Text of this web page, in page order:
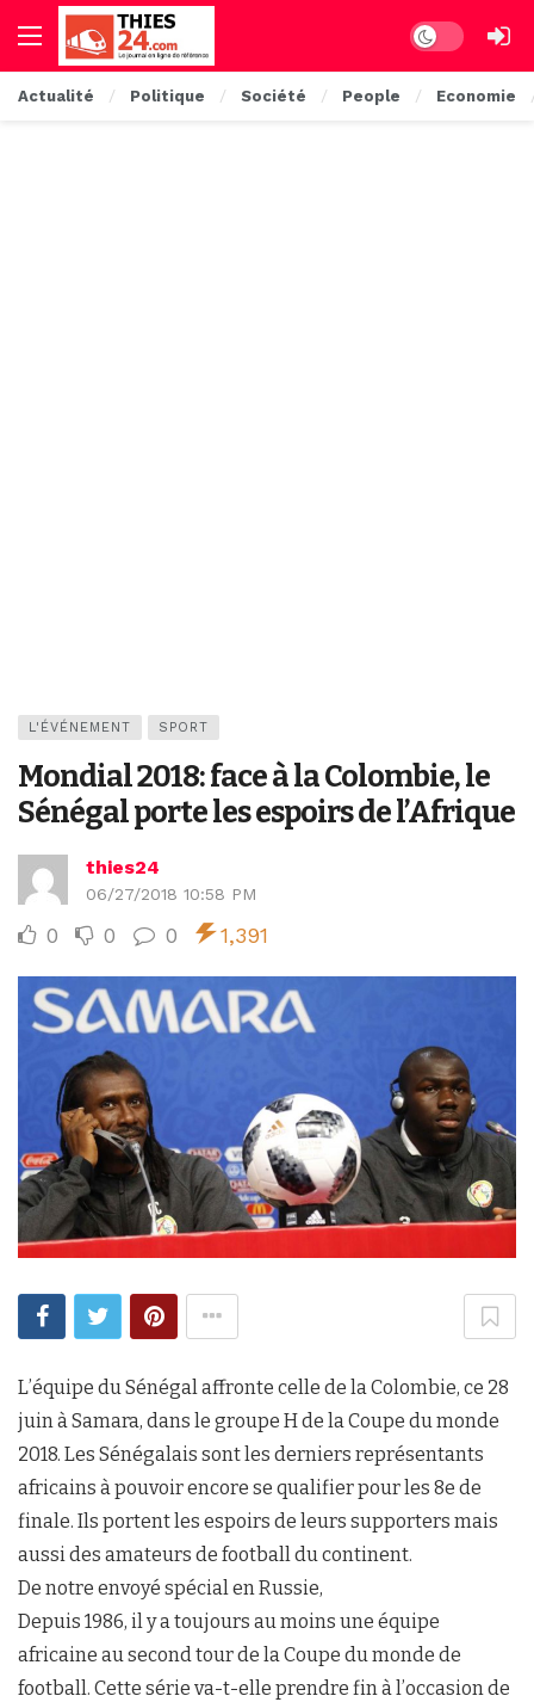
Dark mode
Actualité Politique Société People Economie
L'ÉVÉNEMENT SPORT
Mondial 2018: face à la Colombie, le
Sénégal porte les espoirs de l’Afrique
thies24
06/27/2018 10:58 PM
0 0 0 1,391
L’équipe du Sénégal affronte celle de la Colombie, ce 28
juin à Samara, dans le groupe H de la Coupe du monde
2018. Les Sénégalais sont les derniers représentants
africains à pouvoir encore se qualifier pour les 8e de
finale. Ils portent les espoirs de leurs supporters mais
aussi des amateurs de football du continent.
De notre envoyé spécial en Russie,
Depuis 1986, il y a toujours au moins une équipe
africaine au second tour de la Coupe du monde de
football. Cette série va-t-elle prendre fin à l’occasion de